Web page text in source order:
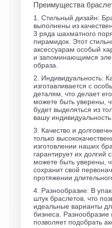
Преимущества
1. Стильный дизайн:
выполнены из
3 ряда шахматного
пирамидок. Этот
аксессуарам особый
и запоминающимся
образа.
2. Индивидуальность:
изготавливается с
деталям, что делает
можете быть уверены,
будет выделяться из
вашу индивидуальность.
3. Качество и
только
изготовлении наших
гарантирует их долгий
можете быть уверены,
сохранит свой
протяжении
4. Разнообразие: В
штук браслетов, что
идеальные варианты
бизнеса. Разнообразие
позволяет подобрать